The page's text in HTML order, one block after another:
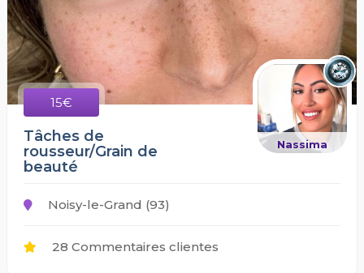
15€
Nassima
Tâches de
rousseur/Grain de
beauté
Noisy-le-Grand (93)
28 Commentaires clientes